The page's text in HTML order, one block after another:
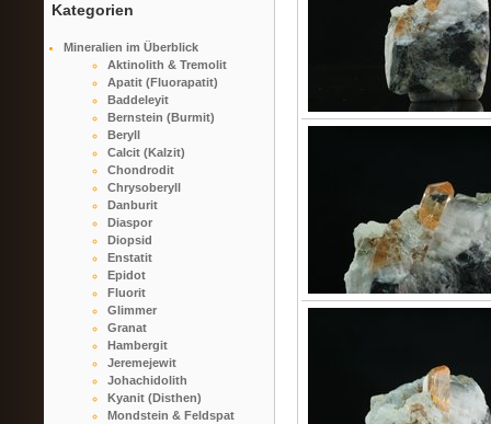
Kategorien
Mineralien im Überblick
Aktinolith & Tremolit
Apatit (Fluorapatit)
Baddeleyit
Bernstein (Burmit)
Beryll
Calcit (Kalzit)
Chondrodit
Chrysoberyll
Danburit
Diaspor
Diopsid
Enstatit
Epidot
Fluorit
Glimmer
Granat
Hambergit
Jeremejewit
Johachidolith
Kyanit (Disthen)
Mondstein & Feldspat